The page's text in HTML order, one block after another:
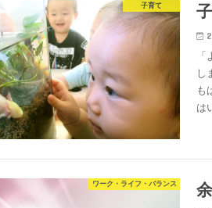
子育て
し
も
は
ワーク・ライフ・バランス